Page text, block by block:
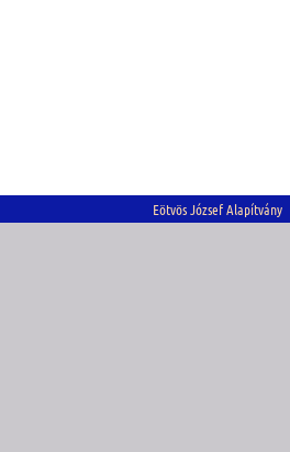
Eötvös József Alapítvány